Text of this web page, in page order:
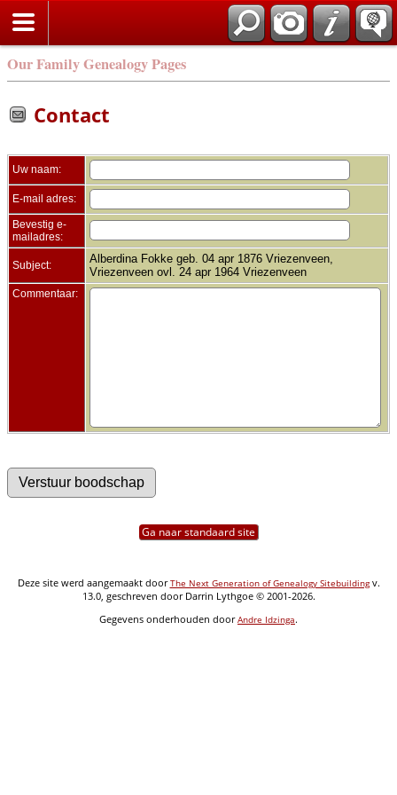
Our Family Genealogy Pages
Contact
Uw naam:
E-mail adres:
Bevestig e-
mailadres:
Subject:
Alberdina Fokke geb. 04 apr 1876 Vriezenveen,
Vriezenveen ovl. 24 apr 1964 Vriezenveen
Commentaar:
Ga naar standaard site
Deze site werd aangemaakt doorThe Next Generation of Genealogy Sitebuildingv.
13.0, geschreven door Darrin Lythgoe © 2001-2026.
Gegevens onderhouden doorAndre Idzinga.